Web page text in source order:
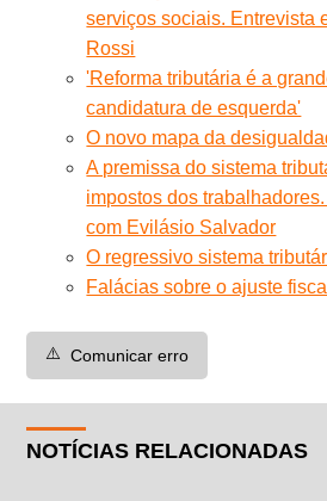
serviços sociais. Entrevista
Rossi
'Reforma tributária é a
candidatura de esquerda'
O novo mapa da
A premissa do sistema
impostos dos
com Evilásio Salvador
O regressivo sistema
Falácias sobre o ajuste fiscal
⚠️ Comunicar erro
NOTÍCIAS RELACIONADAS